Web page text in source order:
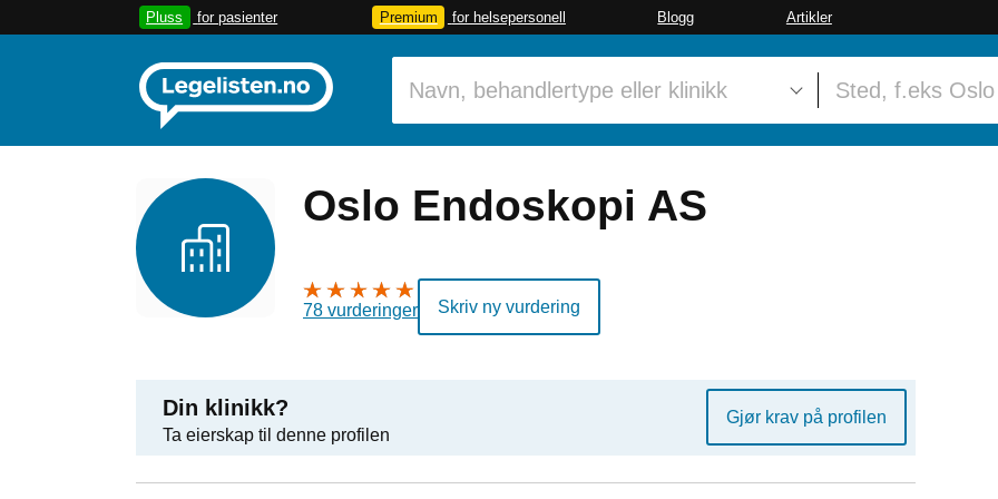
Pluss for pasienter Premium for helsepersonell Blogg Artikler
Oslo Endoskopi AS
78 vurderinger Skriv ny vurdering
Din klinikk?
Ta eierskap til denne profilen
Gjør krav på profilen